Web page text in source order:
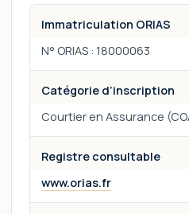
Immatriculation ORIAS
N° ORIAS : 18000063
Catégorie d’inscription
Courtier en Assurance
Registre consultable
www.orias.fr